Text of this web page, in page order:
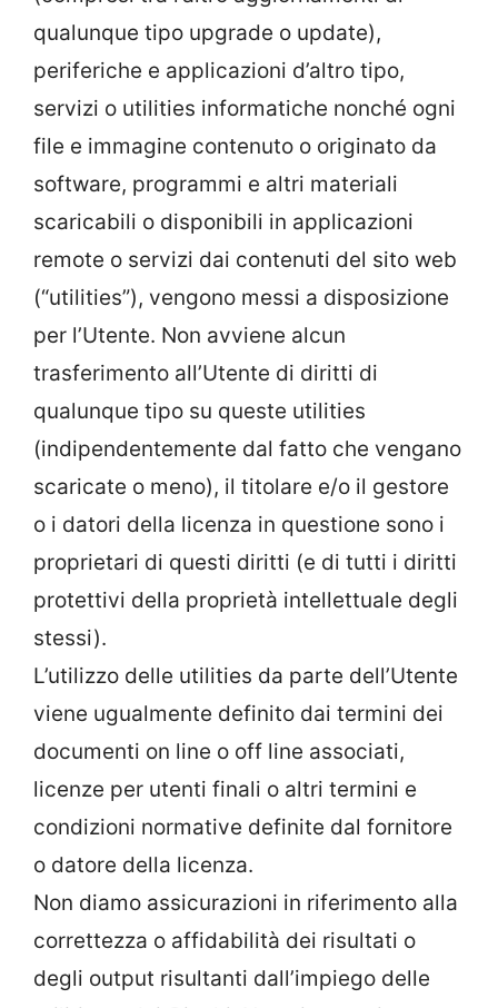
qualunque tipo upgrade o update),
periferiche e applicazioni d’altro tipo,
servizi o utilities informatiche nonché ogni
file e immagine contenuto o originato da
software, programmi e altri materiali
scaricabili o disponibili in applicazioni
remote o servizi dai contenuti del sito web
(“utilities”), vengono messi a disposizione
per l’Utente. Non avviene alcun
trasferimento all’Utente di diritti di
qualunque tipo su queste utilities
(indipendentemente dal fatto che vengano
scaricate o meno), il titolare e/o il gestore
o i datori della licenza in questione sono i
proprietari di questi diritti (e di tutti i diritti
protettivi della proprietà intellettuale degli
stessi).
L’utilizzo delle utilities da parte dell’Utente
viene ugualmente definito dai termini dei
documenti on line o off line associati,
licenze per utenti finali o altri termini e
condizioni normative definite dal fornitore
o datore della licenza.
Non diamo assicurazioni in riferimento alla
correttezza o affidabilità dei risultati o
degli output risultanti dall’impiego delle